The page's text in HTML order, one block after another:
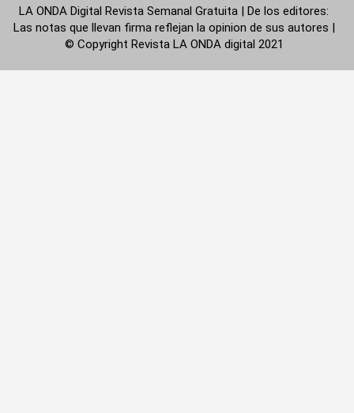
LA ONDA Digital Revista Semanal Gratuita | De los editores:
Las notas que llevan firma reflejan la opinion de sus autores |
© Copyright Revista LA ONDA digital 2021